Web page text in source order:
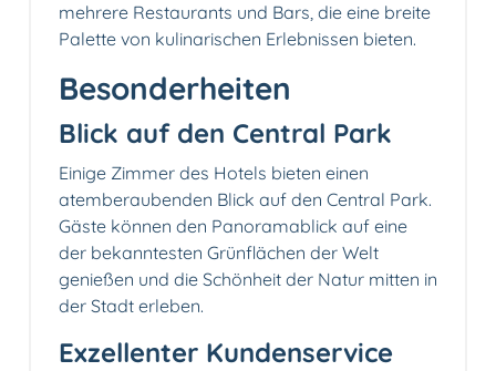
mehrere Restaurants und Bars, die eine breite
Palette von kulinarischen Erlebnissen bieten.
Besonderheiten
Blick auf den Central Park
Einige Zimmer des Hotels bieten einen
atemberaubenden Blick auf den Central Park.
Gäste können den Panoramablick auf eine
der bekanntesten Grünflächen der Welt
genießen und die Schönheit der Natur mitten in
der Stadt erleben.
Exzellenter Kundenservice